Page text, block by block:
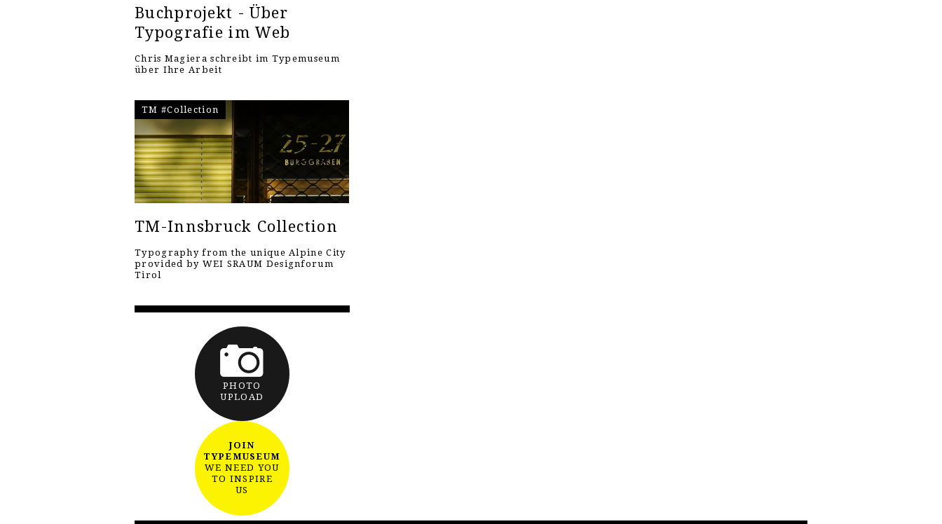
Buchprojekt - Über
Typografie im Web
Chris Magiera schreibt im Typemuseum
über Ihre Arbeit
TM #Collection
TM-Innsbruck Collection
Typography from the unique Alpine City
provided by WEI SRAUM Designforum
Tirol
PHOTO
UPLOAD
JOIN
TYPEMUSEUM
WE NEED YOU
TO INSPIRE
US